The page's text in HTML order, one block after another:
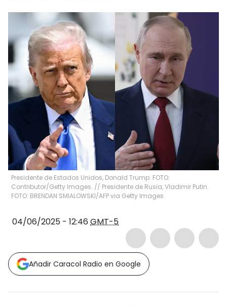
Presidente de Estados Unidos, Donald Trump. FOTO:
Contributor/Getty Images. // Presidente de Rusia, Vladimir Putin.
FOTO: BRENDAN SMIALOWSKI/AFP via Getty Images
04/06/2025 - 12:46 GMT-5
Añadir Caracol Radio en Google